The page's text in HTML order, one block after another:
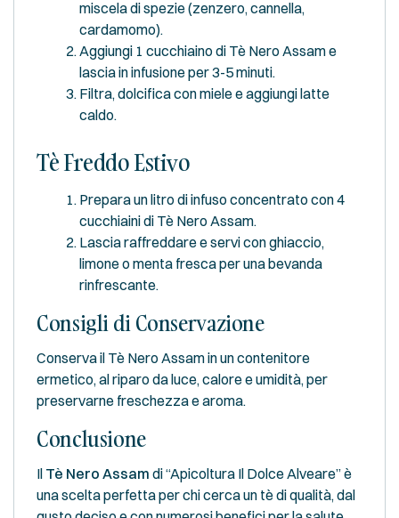
miscela di spezie (zenzero, cannella,
cardamomo).
Aggiungi 1 cucchiaino di Tè Nero Assam e
lascia in infusione per 3-5 minuti.
Filtra, dolcifica con miele e aggiungi latte
caldo.
Tè Freddo Estivo
Prepara un litro di infuso concentrato con 4
cucchiaini di Tè Nero Assam.
Lascia raffreddare e servi con ghiaccio,
limone o menta fresca per una bevanda
rinfrescante.
Consigli di Conservazione
Conserva il Tè Nero Assam in un contenitore
ermetico, al riparo da luce, calore e umidità, per
preservarne freschezza e aroma.
Conclusione
Il Tè Nero Assam di “Apicoltura Il Dolce Alveare” è
una scelta perfetta per chi cerca un tè di qualità, dal